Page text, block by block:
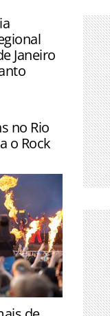
Janeiro
no Rio
o Rock
as